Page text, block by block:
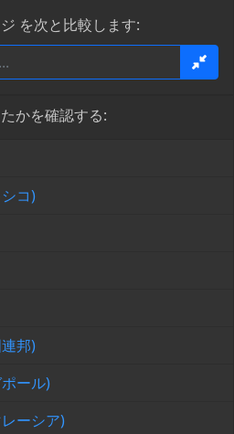
を次と比較します:
かを確認する:
コ)
邦)
ール)
ーシア)